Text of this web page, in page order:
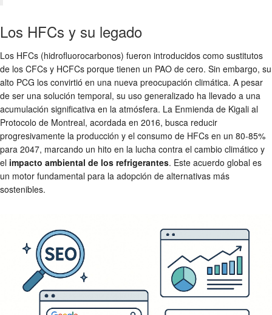
Los HFCs y su legado
Los HFCs (hidrofluorocarbonos) fueron introducidos como sustitutos
de los CFCs y HCFCs porque tienen un PAO de cero. Sin embargo, su
alto PCG los convirtió en una nueva preocupación climática. A pesar
de ser una solución temporal, su uso generalizado ha llevado a una
acumulación significativa en la atmósfera. La Enmienda de Kigali al
Protocolo de Montreal, acordada en 2016, busca reducir
progresivamente la producción y el consumo de HFCs en un 80-85%
para 2047, marcando un hito en la lucha contra el cambio climático y
el impacto ambiental de los refrigerantes. Este acuerdo global es
un motor fundamental para la adopción de alternativas más
sostenibles.